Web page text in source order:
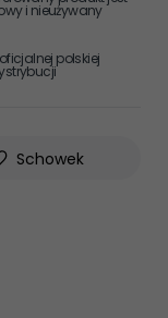
i nieużywany
polskiej
Schowek